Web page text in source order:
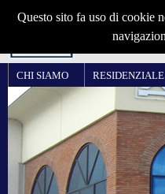
CHI SIAMO RESIDENZIALE